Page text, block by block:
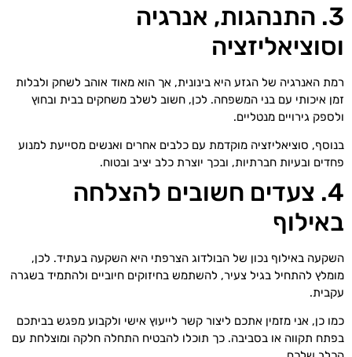
3. התנהגות, אנרגיה
וסוציאליזציה
רמת האנרגיה של הגזע היא בינונית, אך הוא מאוד אוהב לשחק ולבלות
זמן איכותי עם בני המשפחה. לכן, חשוב לשלב משחקים בבית ובחוץ
ולספק גירויים מנטליים.
בנוסף, סוציאליזציה מוקדמת עם כלבים אחרים ואנשים מסייעת למנוע
פחדים ובעיות חברתיות, ובכך יוצרת כלב יציב ובטוח.
4. צעדים חשובים להצלחה
באילוף
השקעה באילוף נכון של הבולדוג הצרפתי היא השקעה בעתיד. לכן,
מומלץ להתחיל בגיל צעיר, להשתמש בחיזוקים חיוביים ולהתמיד בשגרה
עקבית.
כמו כן, אני מזמין אתכם ליצור קשר לייעוץ אישי ולקבוע מפגש בביתכם
בפתח תקווה או בסביבה. כך תוכלו להבטיח התחלה חלקה ומוצלחת עם